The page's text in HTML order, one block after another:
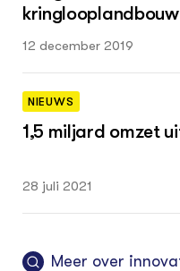
kringlooplandbouw
12 december 2019
NIEUWS
1,5 miljard omzet
28 juli 2021
Meer over